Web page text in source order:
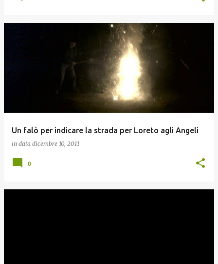
Un falò per indicare la strada per Loreto agli Angeli
in data dicembre 10, 2011
0